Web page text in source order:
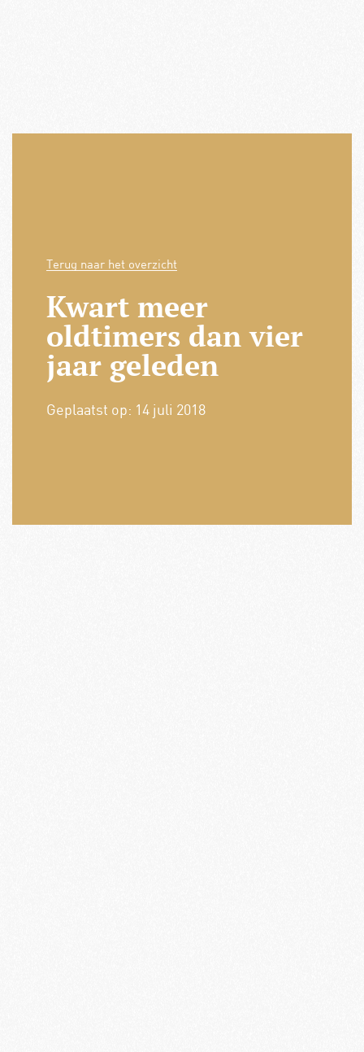
Terug naar het overzicht
Kwart meer
oldtimers dan vier
jaar geleden
Geplaatst op: 14 juli 2018